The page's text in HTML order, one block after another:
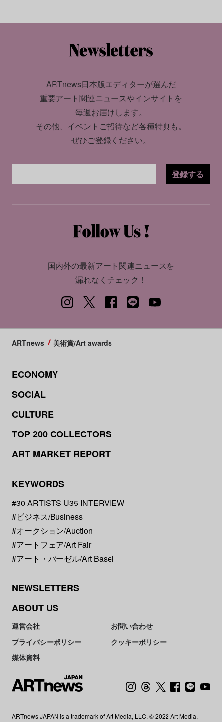
ARTnews日本版エディターが選んだ
重要アート関連ニュースやインサイトを
毎週お届けします。
その他、イベントご招待など各種特典も。
ぜひご登録ください。
登録する
国内外の最新アート関連ニュースを
漏れなくチェック！
ARTnews 美術賞/Art awards
ECONOMY
SOCIAL
CULTURE
TOP 200 COLLECTORS
ART MARKET REPORT
KEYWORDS
#30 ARTISTS U35 INTERVIEW
#ビジネス/Business
#オークション/Auction
#アートフェア/Art Fair
#アート・バーゼル/Art Basel
NEWSLETTERS
ABOUT US
運営会社
お問い合わせ
プライバシーポリシー
クッキーポリシー
媒体資料
ARTnews JAPAN is a trademark of Art Media, LLC. © 2022 Art Media,